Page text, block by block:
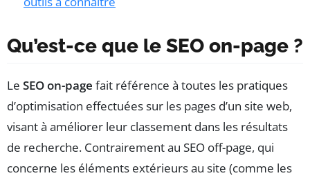
Qu’est-ce que le SEO on-page ?
Le SEO on-page fait référence à toutes les pratiques
d’optimisation effectuées sur les pages d’un site web,
visant à améliorer leur classement dans les résultats
de recherche. Contrairement au SEO off-page, qui
concerne les éléments extérieurs au site (comme les